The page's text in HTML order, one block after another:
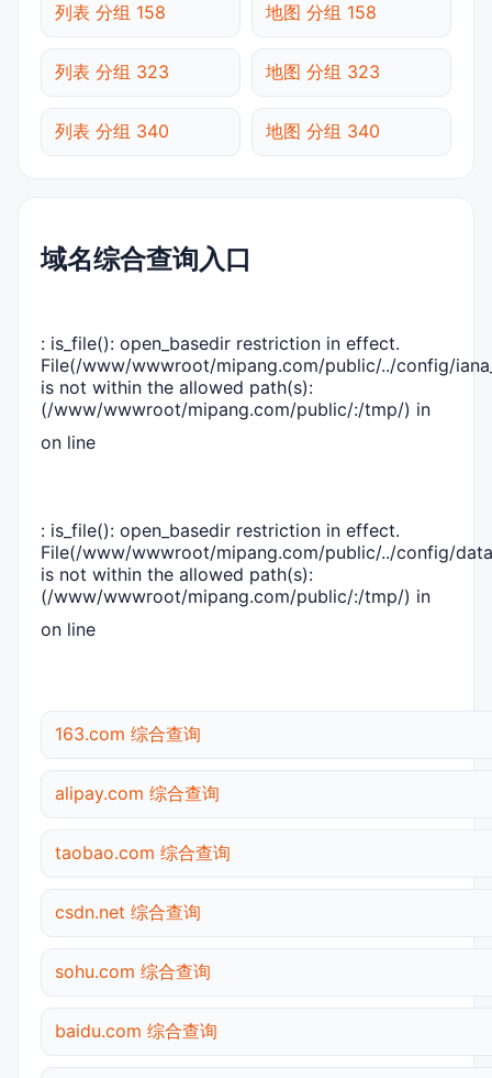
列表 分组 158 地图 分组 158
列表 分组 323 地图 分组 323
列表 分组 340 地图 分组 340
域名综合查询入口
: is_file(): open_basedir restriction in effect.
File(/www/wwwroot/mipang.com/public/../config/
is not within the allowed path(s):
(/www/wwwroot/mipang.com/public/:/tmp/) in
on line
: is_file(): open_basedir restriction in effect.
File(/www/wwwroot/mipang.com/public/../config/
is not within the allowed path(s):
(/www/wwwroot/mipang.com/public/:/tmp/) in
on line
163.com 综合查询
alipay.com 综合查询
taobao.com 综合查询
csdn.net 综合查询
sohu.com 综合查询
baidu.com 综合查询